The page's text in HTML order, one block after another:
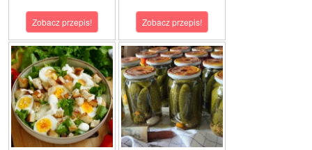
Zobacz przepis! Zobacz przepis!